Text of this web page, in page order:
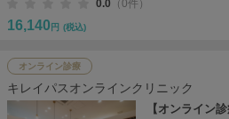
0.0 （0件）
16,140 円 (税込)
オンライン診療
キレイパスオンラインクリニック
【オンライン